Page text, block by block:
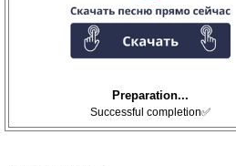
Preparation...
Successful completion✅